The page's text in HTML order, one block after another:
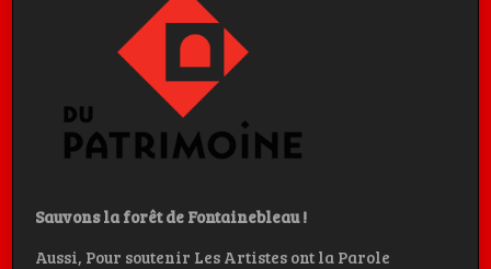
Sauvons la forêt de Fontainebleau !
Aussi, Pour soutenir Les Artistes ont la Parole